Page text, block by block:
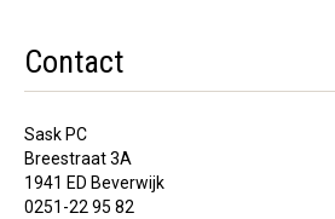
Contact
Sask PC
Breestraat 3A
1941 ED Beverwijk
0251-22 95 82